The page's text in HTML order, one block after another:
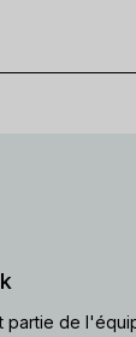
partie de